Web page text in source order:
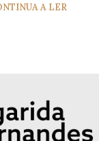
A LER